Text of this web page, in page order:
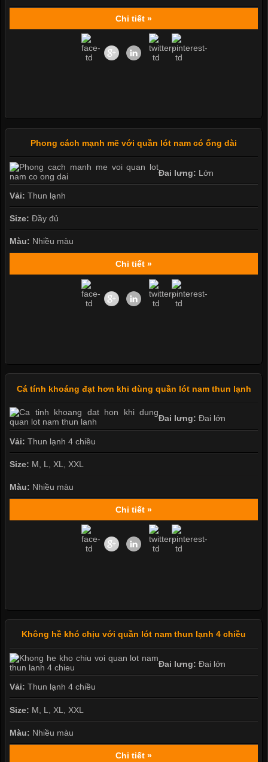
Chi tiết »
Phong cách mạnh mẽ với quần lót nam có ống dài
Đai lưng: Lớn
Vải: Thun lạnh
Size: Đầy đủ
Màu: Nhiều màu
Chi tiết »
Cá tính khoáng đạt hơn khi dùng quần lót nam thun lạnh
Đai lưng: Đai lớn
Vải: Thun lạnh 4 chiều
Size: M, L, XL, XXL
Màu: Nhiều màu
Chi tiết »
Không hề khó chịu với quần lót nam thun lạnh 4 chiều
Đai lưng: Đai lớn
Vải: Thun lạnh 4 chiều
Size: M, L, XL, XXL
Màu: Nhiều màu
Chi tiết »